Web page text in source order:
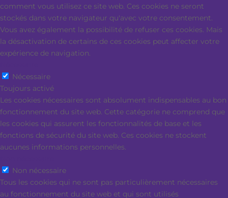
comment vous utilisez ce site web. Ces cookies ne seront
stockés dans votre navigateur qu'avec votre consentement.
Vous avez également la possibilité de refuser ces cookies. Mais
la désactivation de certains de ces cookies peut affecter votre
expérience de navigation.
Nécessaire
Toujours activé
Les cookies nécessaires sont absolument indispensables au bon
fonctionnement du site web. Cette catégorie ne comprend que
les cookies qui assurent les fonctionnalités de base et les
fonctions de sécurité du site web. Ces cookies ne stockent
aucunes informations personnelles.
Non nécessaire
Tous les cookies qui ne sont pas particulièrement nécessaires
au fonctionnement du site web et qui sont utilisés